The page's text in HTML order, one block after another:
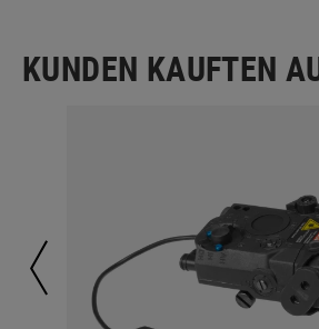
KUNDEN KAUFTEN